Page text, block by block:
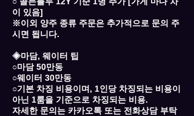
이 있음]
※이외 양주 종류 주문은 추가적으로 문의 주
시면 됩니다.
◈마담, 웨이터 팁
○마담 50만동
○웨이터 30만동
○기본 차징 비용이며, 1인당 차징되는 비용이
아닌 1룸을 기준으로 차징되는 비용.
자세한 문의는 카카오톡 또는 전화상담 부탁